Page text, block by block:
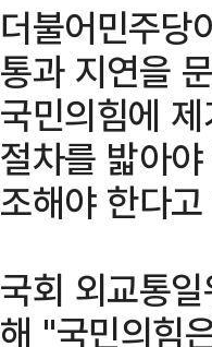
더불어민주당
통과 지연을
국민의힘에
절차를 밟아
조해야 한다
국회 외교통
해 "국민의힘